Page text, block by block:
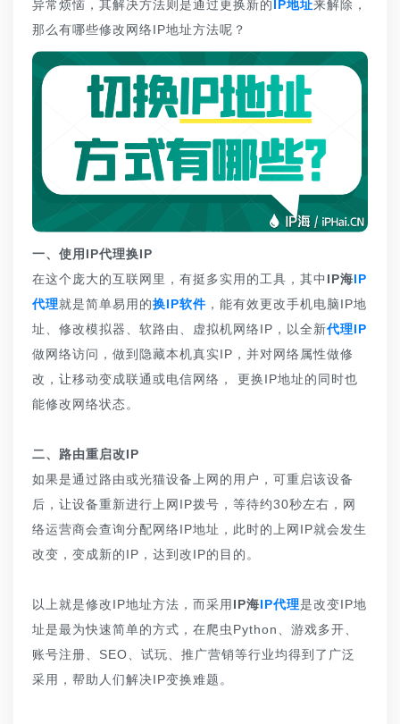
异常烦恼，其解决方法则是通过更换新的IP地址来解除，
那么有哪些修改网络IP地址方法呢？
一、使用IP代理换IP
在这个庞大的互联网里，有挺多实用的工具，其中 IP海IP
代理就是简单易用的换IP软件 ，能有效更改手机电脑IP地
址、修改模拟器、软路由、虚拟机网络IP，以全新代理IP
做网络访问，做到隐藏本机真实IP，并对网络属性做修
改，让移动变成联通或电信网络， 更换IP地址的同时也
能修改网络状态。
二、路由重启改IP
如果是通过路由或光猫设备上网的用户，可重启该设备
后，让设备重新进行上网IP拨号，等待约30秒左右，网
络运营商会查询分配网络IP地址，此时的上网IP就会发生
改变，变成新的IP，达到改IP的目的。
以上就是修改IP地址方法，而采用IP海IP代理是改变IP地
址是最为快速简单的方式，在爬虫Python、游戏多开、
账号注册、SEO、试玩、推广营销等行业均得到了广泛
采用，帮助人们解决IP变换难题。